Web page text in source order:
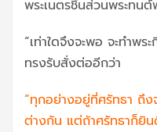
พระเนตรชิ้นส่วนพระทน
“เท่าใดจึงจะพอ จะทำพ
ทรงรับสั่งต่ออีกว่า
“ทุกอย่างอยู่ที่ศรัทธา ถึ
ต่างกัน แต่ถ้าศรัทธาก็ยิน